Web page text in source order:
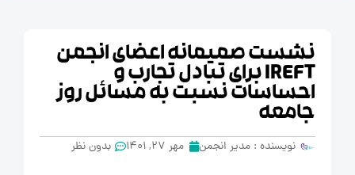
نشست صمیمانه اعضای انجمن
IREFT برای تبادل تجارب و
احساسات نسبت به مسائل روز
جامعه
نویسنده :مدیر انجمن مهر 27, 1401 بدون نظر